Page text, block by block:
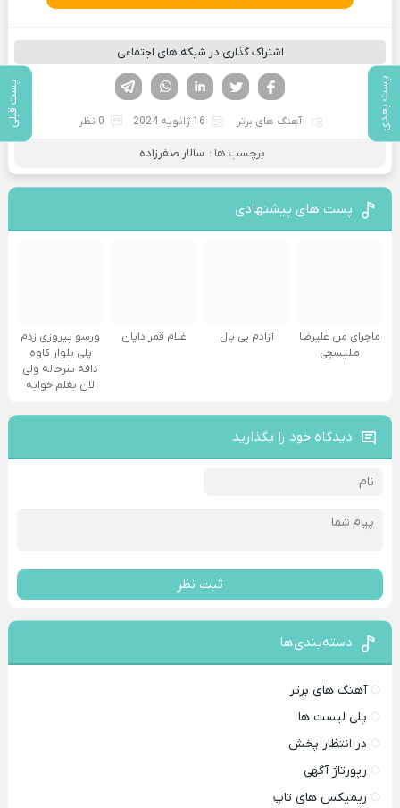
پست بعدی پست قبلی
اشتراک گذاری در شبکه های اجتماعی
لینکدین تویتر
فیسوک
آهنگ های برتر 16 ژانویه 2024 0 نظر
برچسب ها : سالار صفرزاده
پست های پیشنهادی
ماجرای من علیرضا
طلیسچی
آزادم بی بال غلام قمر دایان
ورسو پیروزی زدم
پلی بلوار کاوه
دافه سرحاله ولی
الان بغلم خوابه ‌
دیدگاه خود را بگذارید
ثبت نظر
دسته‌بندی‌ها
آهنگ های برتر
پلی لیست ها
در انتظار پخش
رپورتاژ آگهی
ریمیکس های تاپ